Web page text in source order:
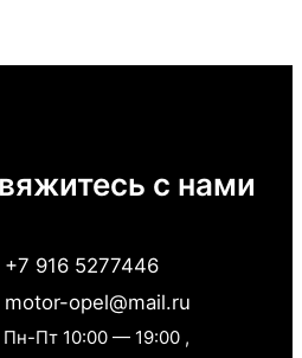
с нами
+7 916 5277446
motor-opel@mail.ru
Пн-Пт 10:00 — 19:00 ,